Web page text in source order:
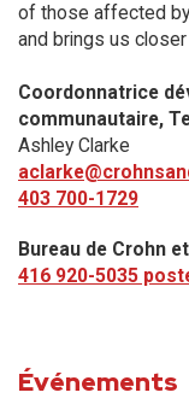
of those affected by
and brings us
Coordonnatrice
communautaire,
Ashley Clarke
403 700-1729
Bureau de Crohn
416 920-5035
Événements